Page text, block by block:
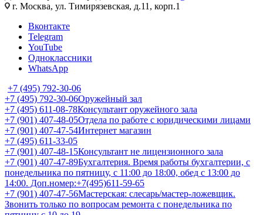
г. Москва, ул. Тимирязевская, д.11, корп.1
Вконтакте
Telegram
YouTube
Одноклассники
WhatsApp
+7 (495) 792-30-06
+7 (495) 792-30-06Оружейный зал
+7 (495) 611-08-78Консультант оружейного зала
+7 (901) 407-48-05Отдела по работе с юридическими лицами
+7 (901) 407-47-54Интернет магазин
+7 (495) 611-33-05
+7 (901) 407-48-15Консультант не лицензионного зала
+7 (901) 407-47-89Бухгалтерия. Время работы бухгалтерии, с
понедельника по пятницу, с 11:00 до 18:00, обед с 13:00 до
14:00. Доп.номер:+7(495)611-59-65
+7 (901) 407-47-56Мастерская: слесарь/мастер-ложевщик.
Звонить только по вопросам ремонта с понедельника по